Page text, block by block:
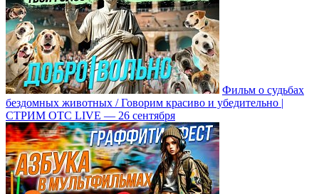
Фильм о судьбах
бездомных животных / Говорим красиво и убедительно |
СТРИМ ОТС LIVE — 26 сентября